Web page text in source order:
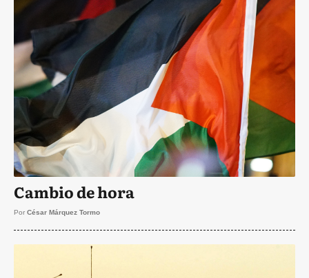
Cambio de hora
Por César Márquez Tormo